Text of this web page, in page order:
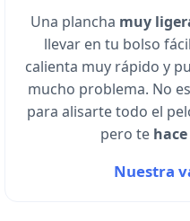
Una plancha muy
llevar en tu bolso
calienta muy rápido y
mucho problema. No
para alisarte todo el
pero te
Nuestra